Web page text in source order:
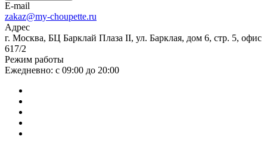
E-mail
zakaz@my-choupette.ru
Адрес
г. Москва, БЦ Барклай Плаза II, ул. Барклая, дом 6, стр. 5, офис
617/2
Режим работы
Ежедневно: с 09:00 до 20:00